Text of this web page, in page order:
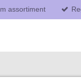
assortiment